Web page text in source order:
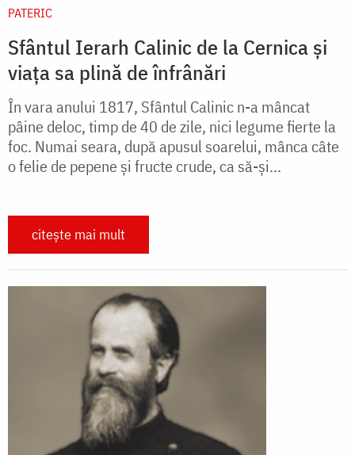
PATERIC
Sfântul Ierarh Calinic de la Cernica și
viața sa plină de înfrânări
În vara anului 1817, Sfântul Calinic n-a mâncat
pâine deloc, timp de 40 de zile, nici legume fierte la
foc. Numai seara, după apusul soarelui, mânca câte
o felie de pepene și fructe crude, ca să-și...
citește mai mult